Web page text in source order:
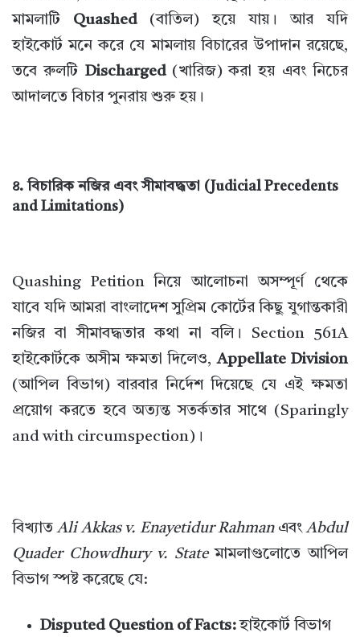
মামলাটি Quashed (বাতিল) হয়ে যায়। আর যদি
হাইকোর্ট মনে করে যে মামলায় বিচারের উপাদান রয়েছে,
তবে রুলটি Discharged(খারিজ) করা হয় এবং নিচের
আদালতে বিচার পুনরায় শুরু হয়।
৪. বিচারিক নজির এবং সীমাবদ্ধতা (Judicial Precedents
and Limitations)
Quashing Petition নিয়ে আলোচনা অসম্পূর্ণ থেকে
যাবে যদি আমরা বাংলাদেশ সুপ্রিম কোর্টের কিছু যুগান্তকারী
নজির বা সীমাবদ্ধতার কথা না বলি। Section 561A
হাইকোর্টকে অসীম ক্ষমতা দিলেও,Appellate Division
(আপিল বিভাগ) বারবার নির্দেশ দিয়েছে যে এই ক্ষমতা
প্রয়োগ করতে হবে অত্যন্ত সতর্কতার সাথে (Sparingly
and with circumspection)।
বিখ্যাতAli Akkas v. Enayetidur RahmanএবংAbdul
Quader Chowdhury v. Stateমামলাগুলোতে আপিল
বিভাগ স্পষ্ট করেছে যে:
Disputed Question of Facts: হাইকোর্ট বিভাগ